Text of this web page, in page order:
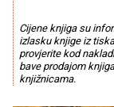
Cijene knjiga su
izlasku knjige iz
provjerite kod
bave prodajom
knjižnicama.